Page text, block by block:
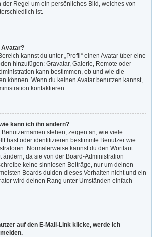
der Regel um ein persönliches Bild, welches von
ist.
Avatar?
kannst du unter „Profil“ einen Avatar über eine
hinzufügen: Gravatar, Galerie, Remote oder
kann bestimmen, ob und wie die
können. Wenn du keinen Avatar benutzen kannst,
kontaktieren.
kann ich ihn ändern?
stehen, zeigen an, wie viele
hast oder identifizieren bestimmte Benutzer wie
Normalerweise kannst du den Wortlaut
ändern, da sie von der Board-Administration
keine sinnlosen Beiträge, nur um deinen
Boards dulden dieses Verhalten nicht und ein
wird deinen Rang unter Umständen einfach
auf den E-Mail-Link klicke, werde ich